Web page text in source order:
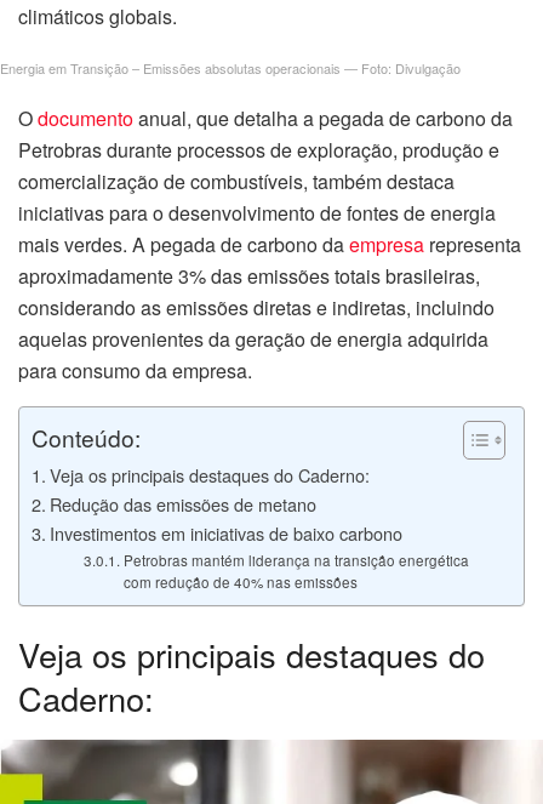
climáticos globais.
Energia em Transição – Emissões absolutas operacionais — Foto: Divulgação
Odocumentoanual, que detalha a pegada de carbono da
Petrobras durante processos de exploração, produção e
comercialização de combustíveis, também destaca
iniciativas para o desenvolvimento de fontes de energia
mais verdes. A pegada de carbono daempresa representa
aproximadamente 3% das emissões totais brasileiras,
considerando as emissões diretas e indiretas, incluindo
aquelas provenientes da geração de energia adquirida
para consumo da empresa.
Conteúdo:
Veja os principais destaques do Caderno:
Redução das emissões de metano
Investimentos em iniciativas de baixo carbono
Petrobras mantém liderança na transição energética
com redução de 40% nas emissões
Veja os principais destaques do
Caderno: